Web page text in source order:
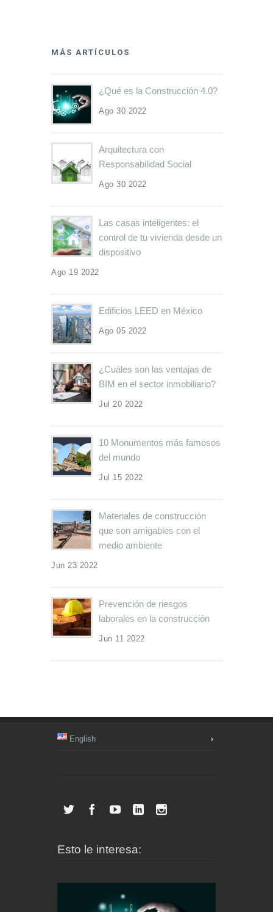
MÁS ARTÍCULOS
¿Qué es la Construcción 4.0?
Ago 30 2022
Arquitectura con
Responsabilidad Social
Ago 30 2022
Las casas inteligentes: el
control de tu vivienda desde un
dispositivo
Ago 19 2022
Edificios LEED en México
Ago 05 2022
¿Cuáles son las ventajas de
BIM en el sector inmobiliario?
Jul 20 2022
10 Monumentos más famosos
del mundo
Jul 15 2022
Materiales de construcción
que son amigables con el
medio ambiente
Jun 23 2022
Prevención de riesgos
laborales en la construcción
Jun 11 2022
English
Esto le interesa: